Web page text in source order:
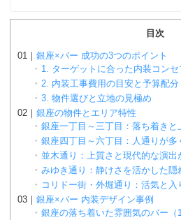
目次
銀座×バー 成功の3つのポイント
1. ターゲットに合った内装コンセ
2. 内装工事費用の目安と予算配分
3. 物件選びと立地の見極め
銀座の物件とエリア特性
銀座一丁目～三丁目：落ち着きと
銀座四丁目～六丁目：人通りが多
並木通り：上質さと現代的な演出
みゆき通り：静けさを活かした隠
コリドー街・外堀通り：活気と入
銀座×バー 内装デザイン事例
銀座の落ち着いた雰囲気のバー（